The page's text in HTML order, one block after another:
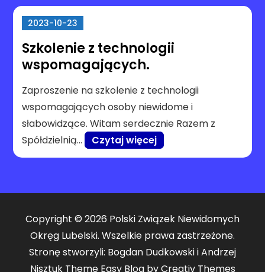
2023-10-23
Szkolenie z technologii
wspomagających.
Zaproszenie na szkolenie z technologii
wspomagających osoby niewidome i
słabowidzące. Witam serdecznie Razem z
Spółdzielnią…
Czytaj więcej
Copyright © 2026 Polski Związek Niewidomych
Okręg Lubelski. Wszelkie prawa zastrzeżone.
Stronę stworzyli: Bogdan Dudkowski i Andrzej
Nisztuk Theme Easy Blog byCreativ Themes